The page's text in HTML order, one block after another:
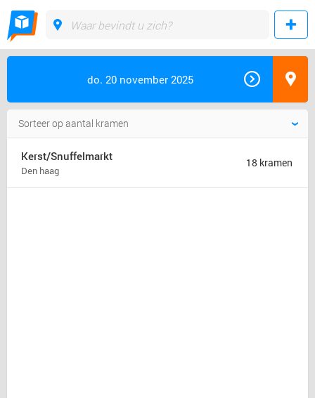
do. 20 november 2025
Kerst/Snuffelmarkt
Den haag
18 kramen